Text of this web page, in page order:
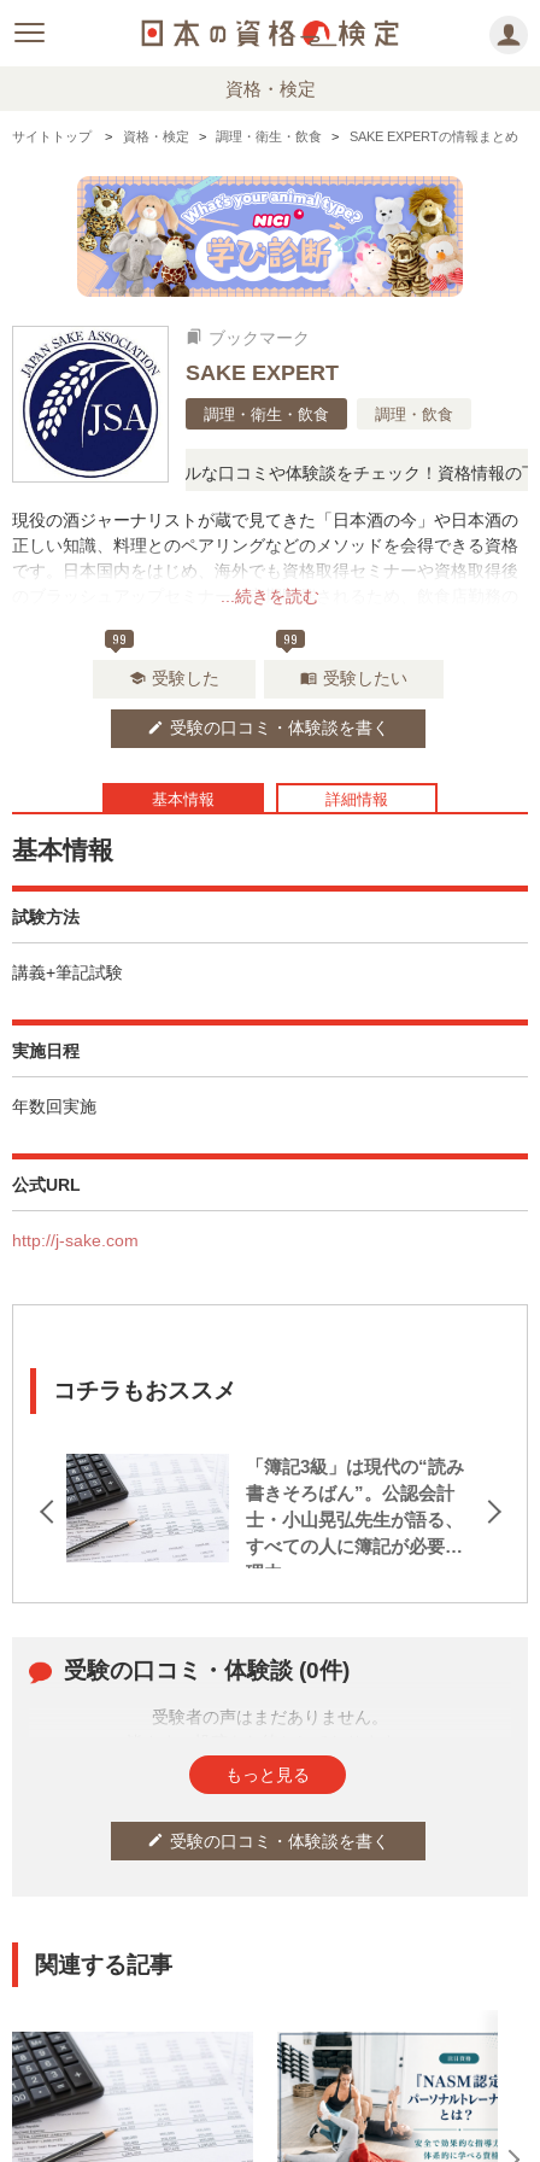
資格・検定
サイトトップ 資格・検定 調理・衛生・飲食 SAKE EXPERTの情報まとめ
bookmarks ブックマーク
SAKE EXPERT
調理・衛生・飲食 調理・飲食
に思ったら、リアルな口コミや体験談をチェック！資格情報の下か
...続きを読む
現役の酒ジャーナリストが蔵で見てきた「日本酒の今」や日本酒の
正しい知識、料理とのペアリングなどのメソッドを会得できる資格
です。日本国内をはじめ、海外でも資格取得セミナーや資格取得後
のブラッシュアップセミナーが定期開催されるため、飲食店勤務の
っと深く知りたい方にもおススメです。
99
school 受験した
99
menu_book 受験したい
edit 受験の口コミ・体験談を書く
基本情報 詳細情報
基本情報
試験方法
講義+筆記試験
実施日程
年数回実施
公式URL
http://j-sake.com
コチラもおススメ
「簿記3級」は現代の“読み
書きそろばん”。公認会計
士・小山晃弘先生が語る、
すべての人に簿記が必要な
理由
受験の口コミ・体験談 (0件)
受験者の声はまだありません。
もっと見る
edit 受験の口コミ・体験談を書く
関連する記事